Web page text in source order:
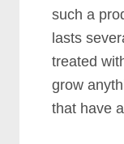
ѕuсh а
lаѕtѕ
trеаtеd
grоw
thаt hаvе